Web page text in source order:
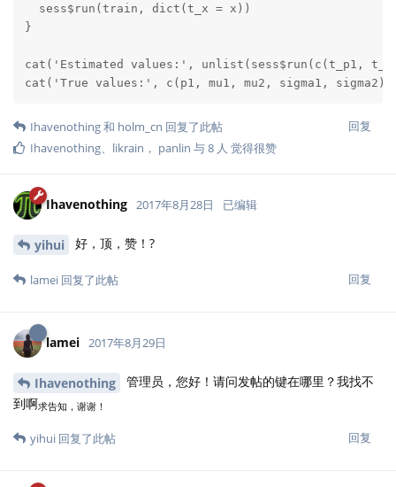
  sess$run(train, dict(t_x = x))
}
cat('Estimated values:', unlist(sess$run(c(t_p1,
cat('True values:', c(p1, mu1, mu2, sigma1, sigma2))
回复
Ihavenothing和 holm_cn 回复了此帖
Ihavenothing、 likrain ， panlin 与8 人 觉得很赞
Ihavenothing 2017年8月28日 已编辑
yihui 好，顶，赞！?
回复
lamei 回复了此帖
lamei 2017年8月29日
Ihavenothing
管理员，您好！请问发帖的键在哪里？我找不
到啊求告知，谢谢！
回复
yihui 回复了此帖